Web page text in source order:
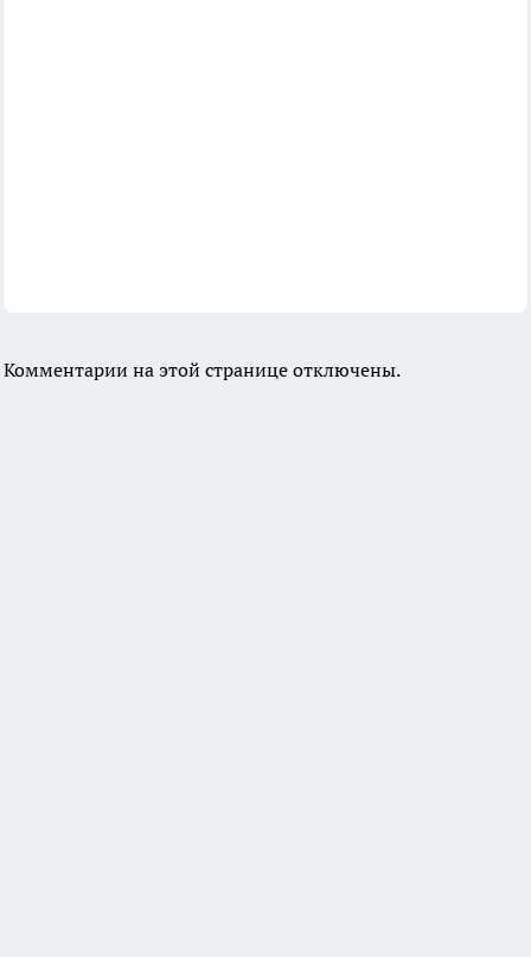
Комментарии на этой странице отключены.